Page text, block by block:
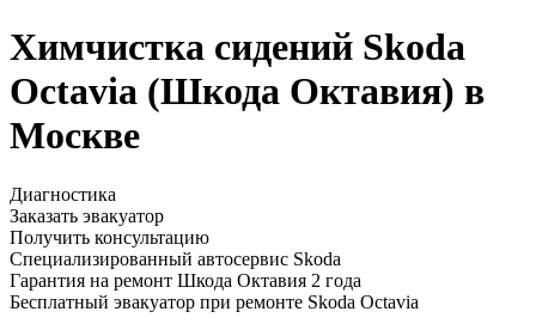
Химчистка сидений Skoda
Octavia (Шкода Октавия) в
Москве
Диагностика
Заказать эвакуатор
Получить консультацию
Специализированный автосервис Skoda
Гарантия на ремонт Шкода Октавия 2 года
Бесплатный эвакуатор при ремонте Skoda Octavia